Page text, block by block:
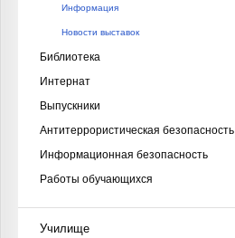
Информация
Новости выставок
Библиотека
Интернат
Выпускники
Антитеррористическая безопасность
Информационная безопасность
Работы обучающихся
Училище